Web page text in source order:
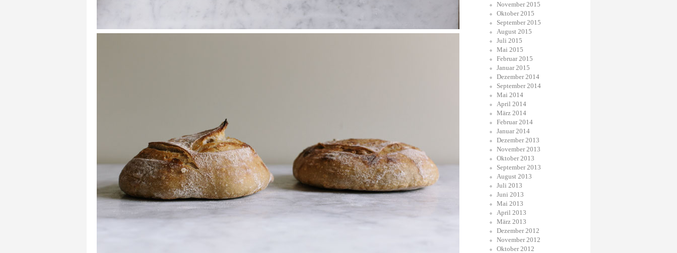
November 2015
Oktober 2015
September 2015
August 2015
Juli 2015
Mai 2015
Februar 2015
Januar 2015
Dezember 2014
September 2014
Mai 2014
April 2014
März 2014
Februar 2014
Januar 2014
Dezember 2013
November 2013
Oktober 2013
September 2013
August 2013
Juli 2013
Juni 2013
Mai 2013
April 2013
März 2013
Dezember 2012
November 2012
Oktober 2012